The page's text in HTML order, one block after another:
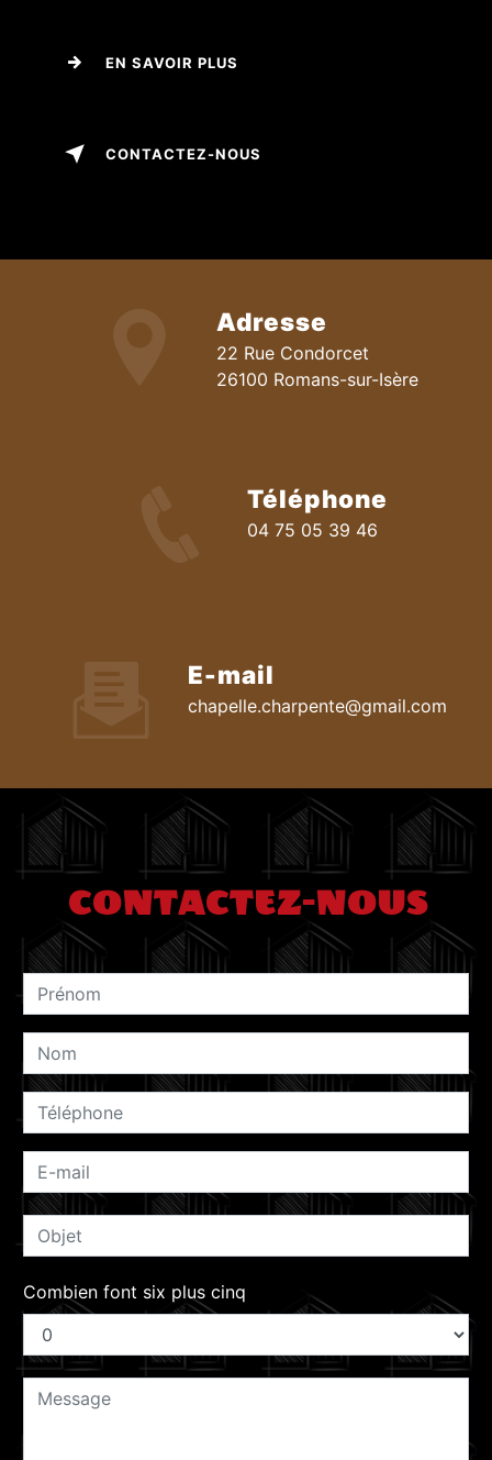
EN SAVOIR PLUS
CONTACTEZ-NOUS
Adresse
22 Rue Condorcet
26100 Romans-sur-Isère
Téléphone
04 75 05 39 46
E-mail
chapelle.charpente@gmail.com
CONTACTEZ-NOUS
Combien font six plus cinq